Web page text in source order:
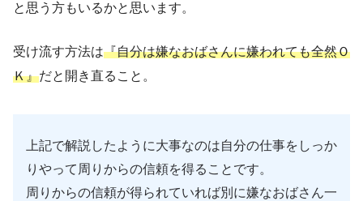
と思う方もいるかと思います。
受け流す方法は『自分は嫌なおばさんに嫌われても全然Ｏ
Ｋ』だと開き直ること。
上記で解説したように大事なのは自分の仕事をしっか
りやって周りからの信頼を得ることです。
周りからの信頼が得られていれば別に嫌なおばさん一